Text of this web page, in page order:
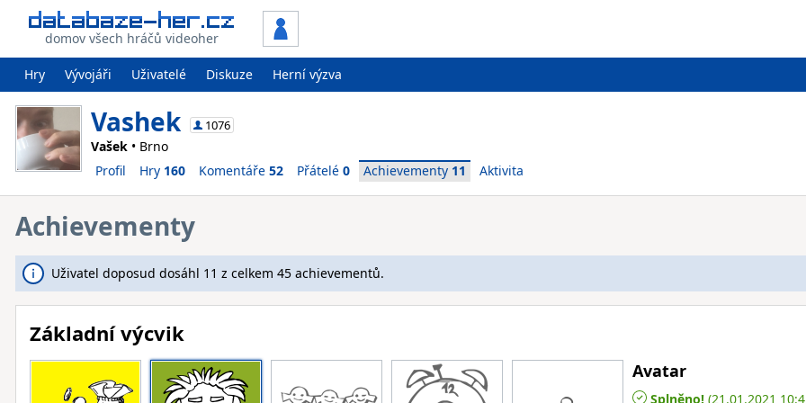
domov všech hráčů videoher
Hry Vývojáři Uživatelé Diskuze Herní výzva
Vashek 1076
Vašek • Brno
Profil
Hry 160 Komentáře 52 Přátelé 0 Achievementy 11 Aktivita
Achievementy
Uživatel doposud dosáhl 11 z celkem 45 achievementů.
Základní výcvik
Avatar
Splněno! (21.01.2021